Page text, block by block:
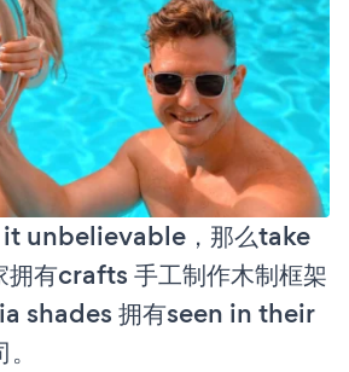
unbelievable，那么take
有crafts 手工制作木制框架
shades 拥有seen in their